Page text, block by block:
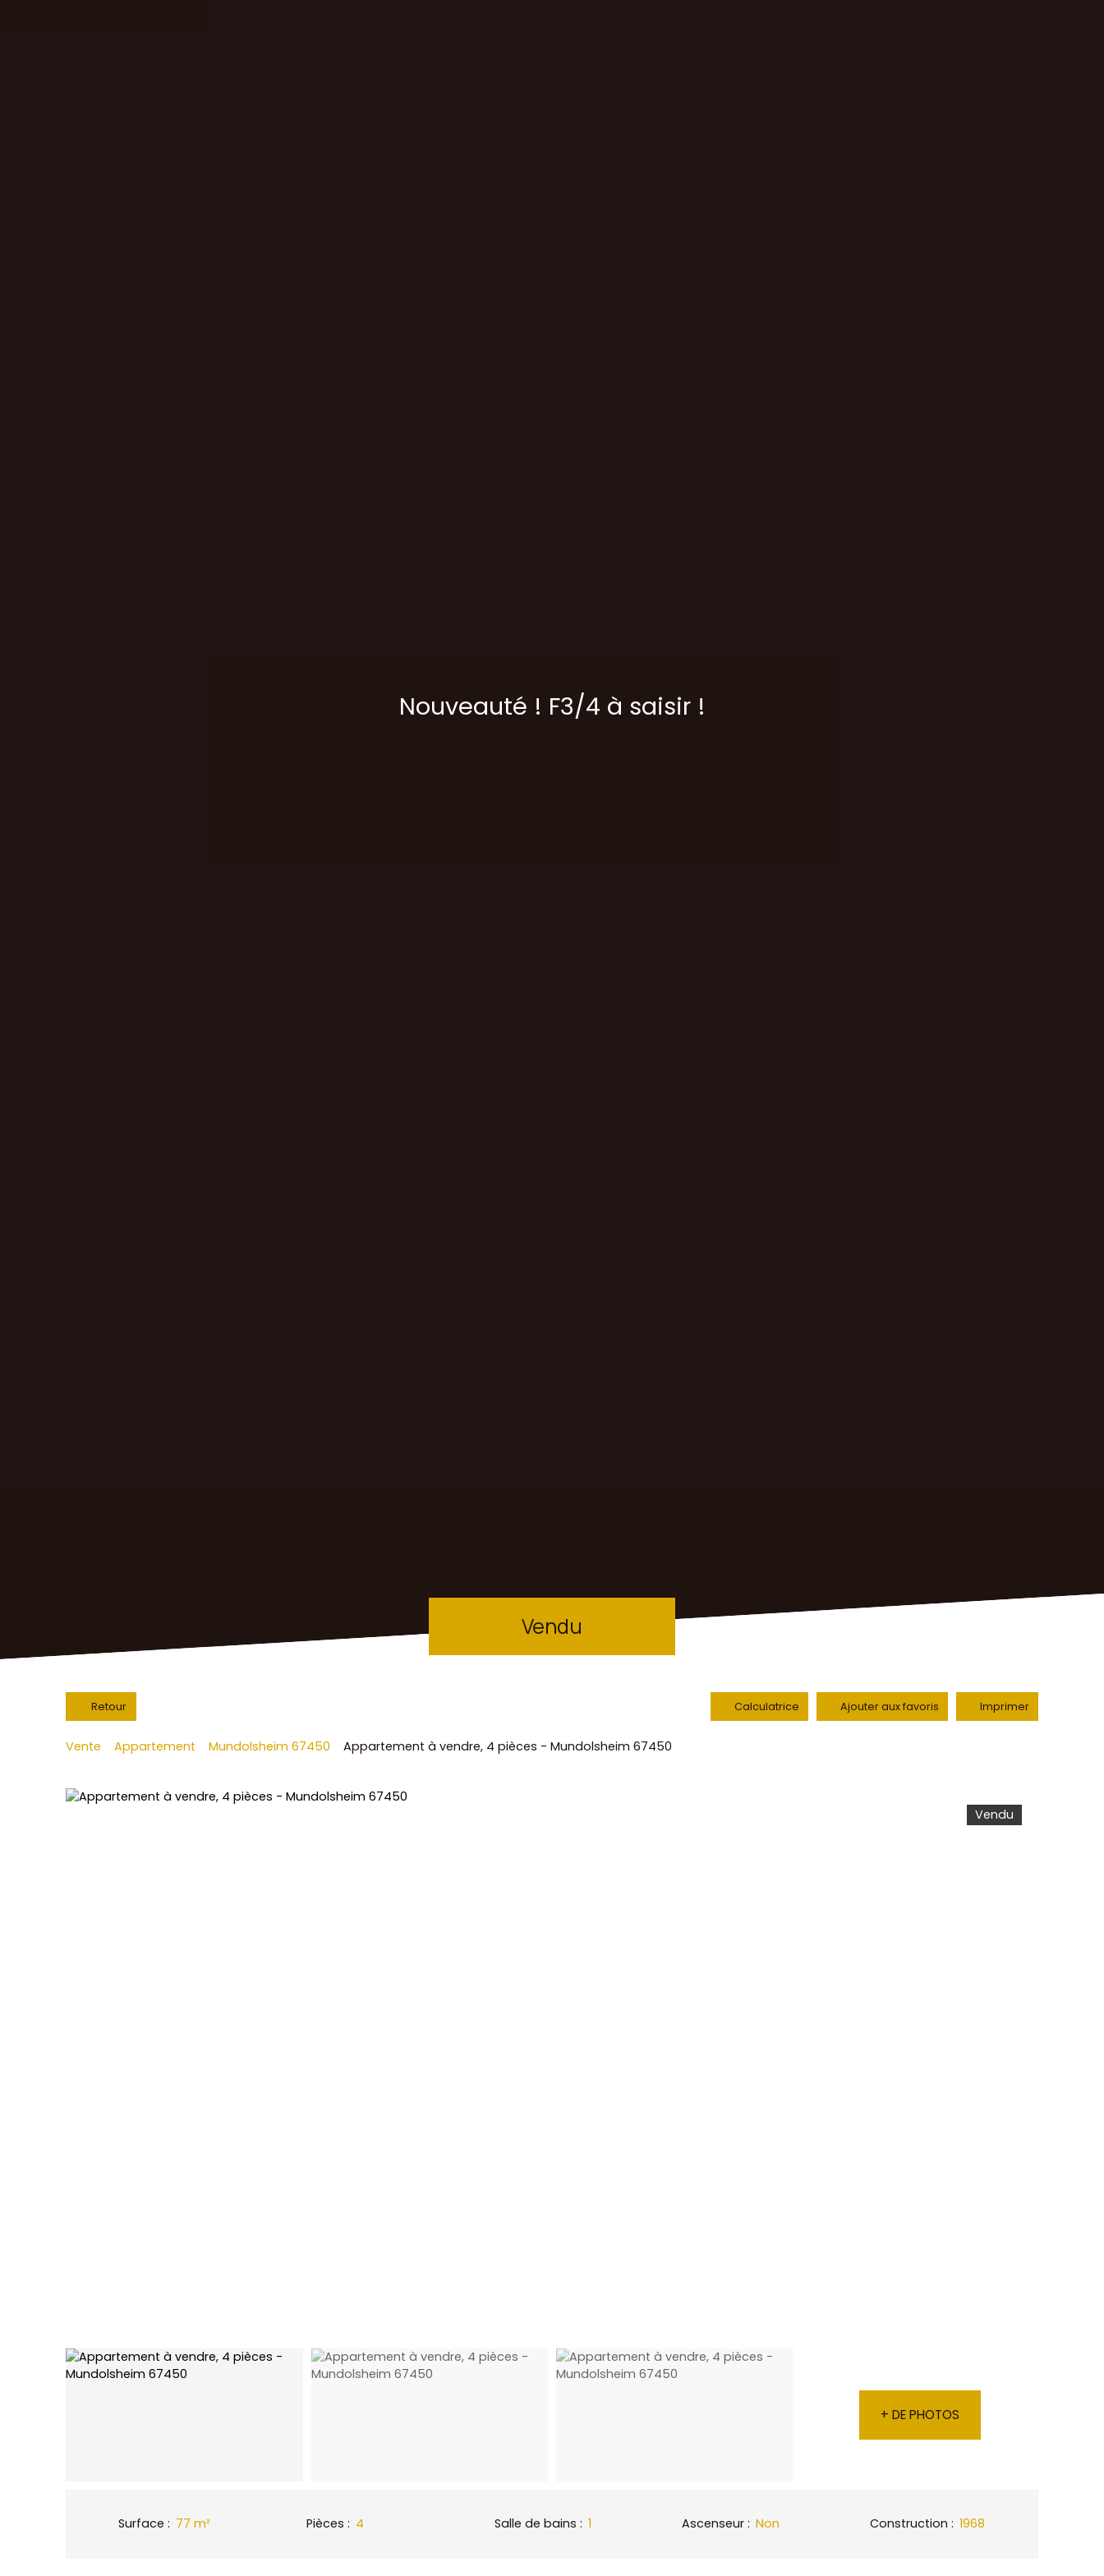
Nouveauté ! F3/4 à saisir !
Vendu
Retour Calculatrice Ajouter aux favoris Imprimer
Vente Appartement Mundolsheim 67450 Appartement à vendre, 4 pièces - Mundolsheim 67450
Vendu
+ DE PHOTOS
Surface : 77 m² Pièces : 4 Salle de bains : 1 Ascenseur : Non Construction : 1968